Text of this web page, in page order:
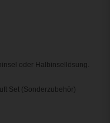
oder Halbinsellösung.
Set (Sonderzubehör)